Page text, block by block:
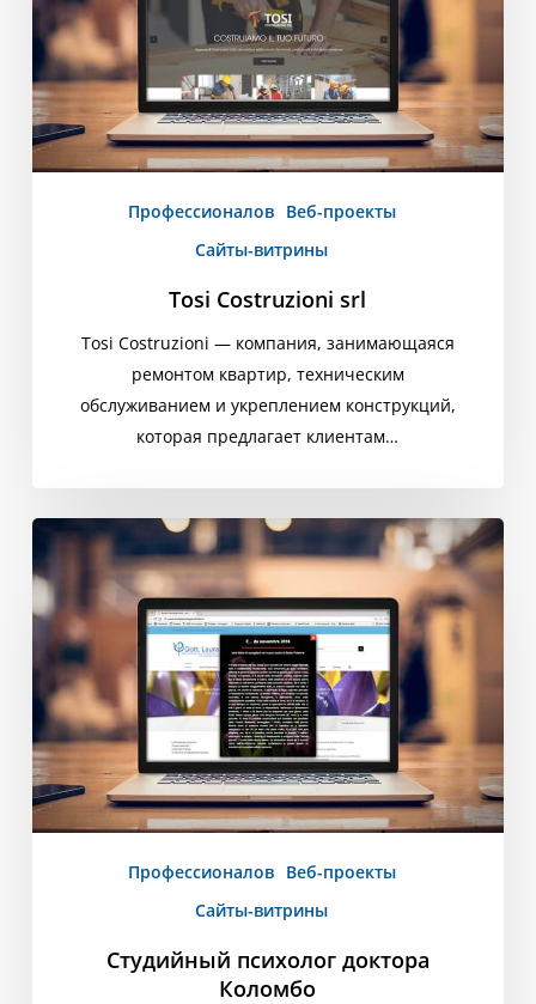
Профессионалов Веб-проекты
Сайты-витрины
Tosi Costruzioni srl
Tosi Costruzioni — компания, занимающаяся
ремонтом квартир, техническим
обслуживанием и укреплением конструкций,
которая предлагает клиентам…
Студийный
психолог
доктора
Коломбо
Профессионалов Веб-проекты
Сайты-витрины
Студийный психолог доктора
Коломбо